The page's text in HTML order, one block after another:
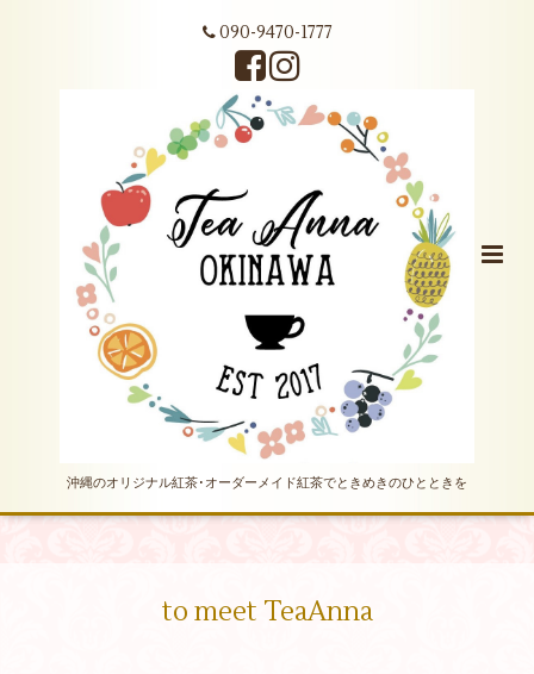
090-9470-1777
沖縄のオリジナル紅茶･オーダーメイド紅茶でときめきのひとときを
to meet TeaAnna